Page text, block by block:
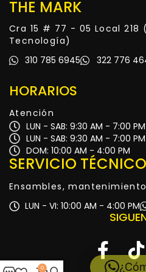
THE MARK
Cra 15 # 77 - 05 Local 218
Tecnología)
310 785 6945
322 776
HORARIOS
Atención
LUN - SAB: 9:30 AM - 7:00 PM
LUN - SAB: 9:30 AM - 7:00 PM
DOM: 10:00 AM - 4:00 PM
SERVICIO TÉCNICO
Ensambles,
LUN - VI: 10:00 AM - 4:00 PM
0